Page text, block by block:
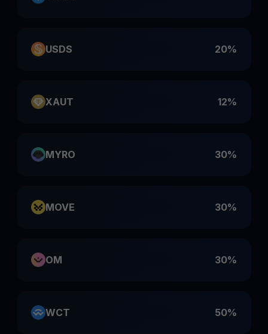
USDS 20%
XAUT 12%
MYRO 30%
MOVE 30%
OM 30%
WCT 50%